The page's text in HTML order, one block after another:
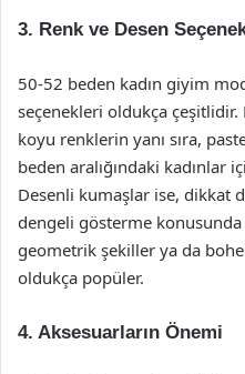
3. Renk ve Desen
50-52 beden kadın giyim
seçenekleri oldukça
koyu renklerin yanı sıra,
beden aralığındaki kadınlar
Desenli kumaşlar ise, dikkat
dengeli gösterme
geometrik şekiller ya da
oldukça popüler.
4. Aksesuarların Önemi